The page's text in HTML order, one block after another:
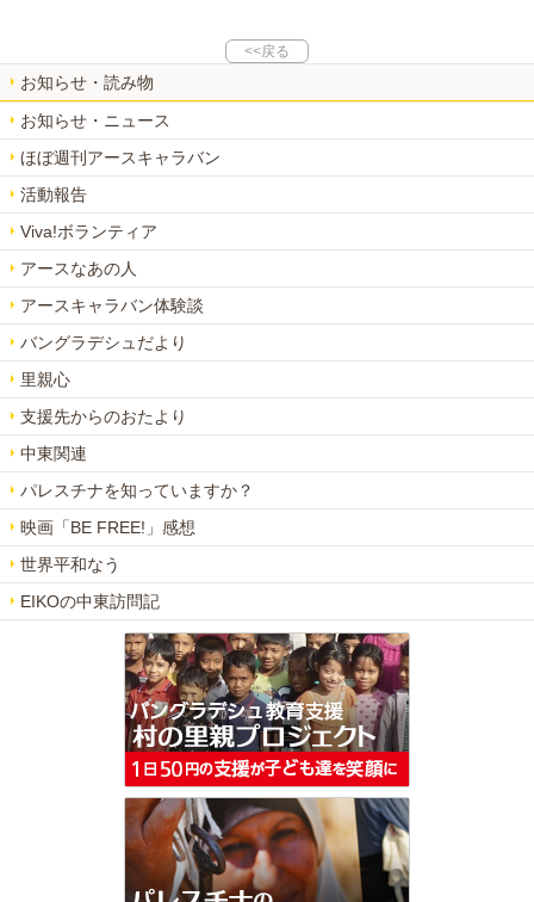
<<戻る
お知らせ・読み物
お知らせ・ニュース
ほぼ週刊アースキャラバン
活動報告
Viva!ボランティア
アースなあの人
アースキャラバン体験談
バングラデシュだより
里親心
支援先からのおたより
中東関連
パレスチナを知っていますか？
映画「BE FREE!」感想
世界平和なう
EIKOの中東訪問記